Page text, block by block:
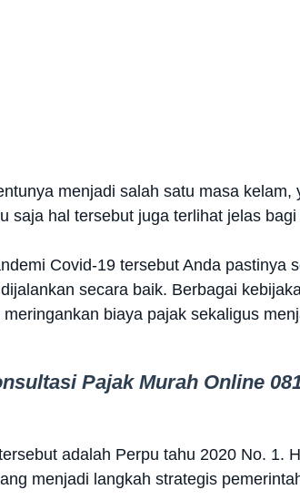
menjadi salah satu masa
saja hal tersebut juga terlihat jelas
Covid-19 tersebut Anda pastinya
secara baik. Berbagai
biaya pajak sekaligus
Pajak Murah Online
adalah Perpu tahu 2020 No. 1.
menjadi langkah strategis